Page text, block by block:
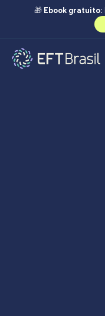
🎁 Ebook gratuito: